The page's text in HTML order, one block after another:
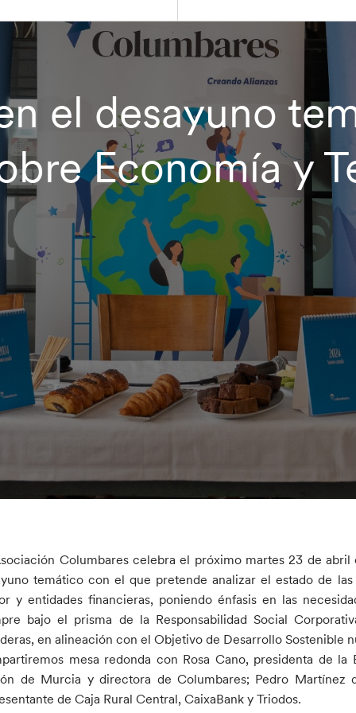
el desayuno
Economía y
Columbares celebra el próximo martes 23 de
temático con el que pretende analizar el estado de
y entidades financieras, poniendo énfasis en las
bajo el prisma de la Responsabilidad Social
en alineación con el Objetivo de Desarrollo Sostenible
mesa redonda con Rosa Cano, presidenta de
de Murcia y directora de Columbares; Pedro
de Caja Rural Central, CaixaBank y Triodos.